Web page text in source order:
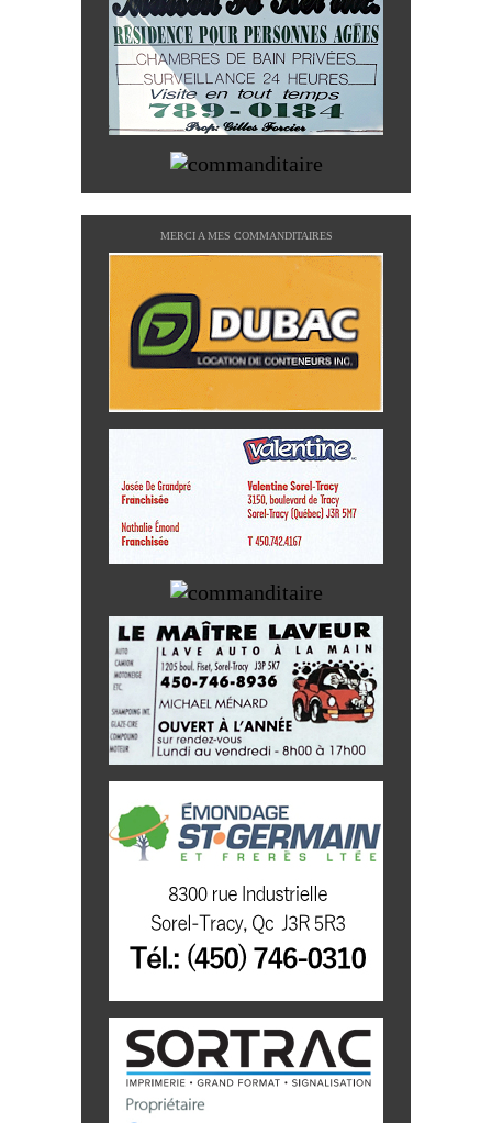
MERCI A MES COMMANDITAIRES